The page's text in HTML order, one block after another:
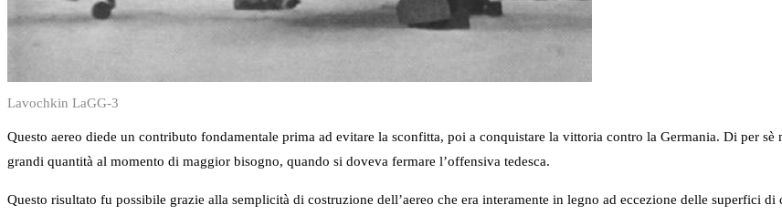
Lavochkin LaGG-3
Questo aereo diede un contributo fondamentale prima ad evitare la sconfitta, poi a conquistare la vittoria contro la Germania. Di per
grandi quantità al momento di maggior bisogno, quando si doveva fermare l’offensiva tedesca.
Questo risultato fu possibile grazie alla semplicità di costruzione dell’aereo che era interamente in legno ad eccezione delle superfici